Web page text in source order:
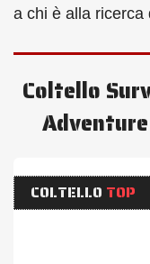
a chi è alla ricerca
Coltello
COLTELLO TOP